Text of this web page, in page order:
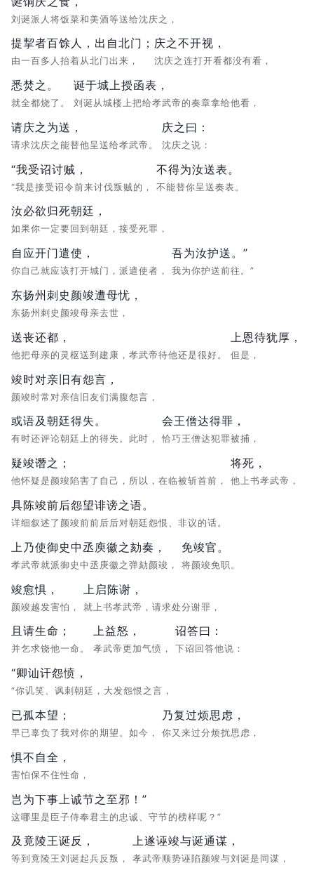
刘诞派人将饭菜和美酒等送给沈庆之，
提挈者百馀人，出自北门；
由一百多人抬着从北门出来，
庆之不开视，
沈庆之连打开看都没有看，
悉焚之。
就全都烧了。
诞于城上授函表，
刘诞从城楼上把给孝武帝的奏章拿给他看，
请庆之为送，
请求沈庆之能替他呈送给孝武帝。
庆之曰：
沈庆之说：
“我受诏讨贼，
“我是接受诏令前来讨伐叛贼的，
不得为汝送表。
不能替你呈送奏表。
汝必欲归死朝廷，
如果你一定要回到朝廷，接受死罪，
自应开门遣使，
你自己就应该打开城门，派遣使者，
吾为汝护送。”
我为你护送前往。”
东扬州刺史颜竣遭母忧，
东扬州刺史颜竣母亲去世，
送丧还都，
他把母亲的灵枢送到建康，孝武帝待他还是很好。
上恩待犹厚，
但是，
竣时对亲旧有怨言，
颜竣时常对亲信旧友们满腹怨言，
或语及朝廷得失。
有时还评论朝廷上的得失。此时，
会王僧达得罪，
恰巧王僧达犯罪被捕，
疑竣谮之；
他怀疑是颜竣陷害了自己，所以，在临被斩首前，
将死，
他上书孝武帝，
具陈竣前后怨望诽谤之语。
详细叙述了颜竣前前后后对朝廷怨恨、非议的话。
上乃使御史中丞庾徽之劾奏，
孝武帝就派御史中丞庚徽之弹劾颜竣，
免竣官。
将颜竣免职。
竣愈惧，
颜竣越发害怕，
上启陈谢，
就上书孝武帝，请求处分谢罪，
且请生命；
并乞求饶他一命。
上益怒，
孝武帝更加气愤，
诏答曰：
下诏回答他说：
“卿讪讦怨愤，
“你讥笑、讽刺朝廷，大发怨恨之言，
已孤本望；
早已辜负了我对你的期望。如今，
乃复过烦思虑，
你又来过分烦扰思虑，
惧不自全，
害怕保不住性命，
岂为下事上诚节之至邪！”
这哪里是臣子侍奉君主的忠诚、守节的榜样呢？”
及竟陵王诞反，
等到竟陵王刘诞起兵反叛，
上遂诬竣与诞通谋，
孝武帝顺势诬陷颜竣与刘诞是同谋，